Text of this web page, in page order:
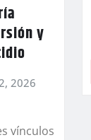
y
2026
vínculos